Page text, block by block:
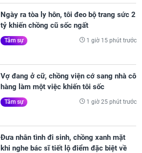
Ngày ra tòa ly hôn, tôi đeo bộ trang sức 2
tỷ khiến chồng cũ sốc ngất
Tâm sự 1 giờ 15 phút trước
Vợ đang ở cữ, chồng viện cớ sang nhà cô
hàng làm một việc khiến tôi sốc
Tâm sự 1 giờ 25 phút trước
Đưa nhân tình đi sinh, chồng xanh mặt
khi nghe bác sĩ tiết lộ điểm đặc biệt về